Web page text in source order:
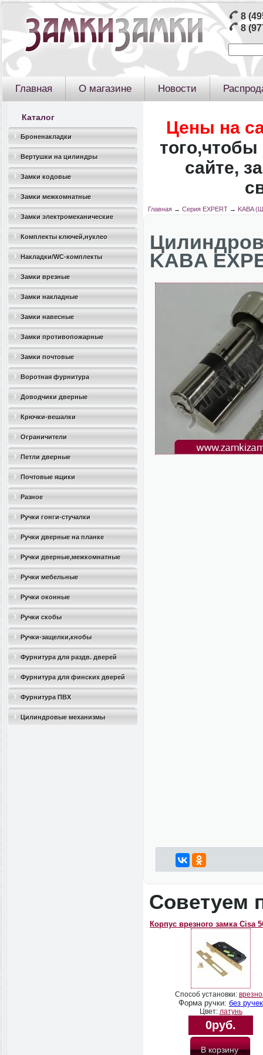
8
8
Главная О магазине Новости
Каталог
Броненакладки
Вертушки на цилиндры
Замки кодовые
Замки межкомнатные
Замки электромеханические
Комплекты ключей,нуклео
Накладки/WC-комплекты
Замки врезные
Замки накладные
Замки навесные
Замки противопожарные
Замки почтовые
Воротная фурнитура
Доводчики дверные
Крючки-вешалки
Ограничители
дверные(стопоры)
Петли дверные
Почтовые ящики
Разное
Ручки гонги-стучалки
Ручки дверные на планке
Ручки дверные,межкомнатные
Ручки мебельные
Ручки оконные
Ручки скобы
Ручки-защелки,кнобы
Фурнитура для раздв. дверей
Фурнитура для финских дверей
Фурнитура ПВХ
Цилиндровые механизмы
Цены на
того,чтобы
сайте,
Главная→ Серия EXPERT→ KABA
KABA
Советуем
Корпус врезного замка Cisa
Способ установки:
Форма ручки: без ручек
Цвет: латунь
0руб.